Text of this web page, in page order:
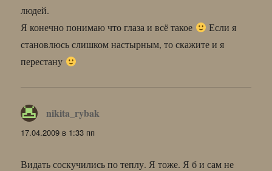
людей.
Я конечно понимаю что глаза и всё такое
Если я
становлюсь слишком настырным, то скажите и я
перестану
nikita_rybak
17.04.2009 в 1:33 пп
Видать соскучились по теплу. Я тоже. Я б и сам не